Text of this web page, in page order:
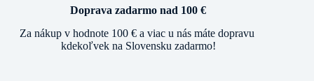
Doprava zadarmo nad 100 €
Za nákup v hodnote 100 € a viac u nás máte dopravu
kdekoľvek na Slovensku zadarmo!